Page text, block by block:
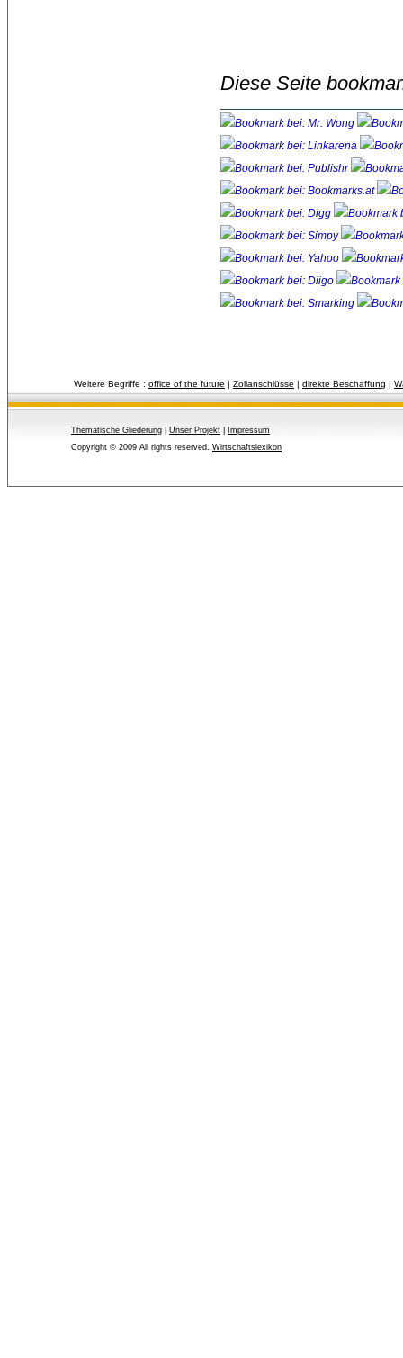
Diese Seite
Weitere Begriffe : office of the future | Zollanschlüsse | direkte Beschaffung |
Thematische Gliederung Unser Projekt
Impressum
Copyright © 2009 All rights reserved. Wirtschaftslexikon